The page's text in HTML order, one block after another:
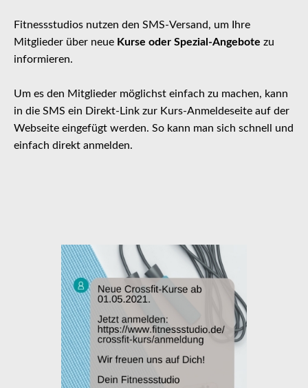
Fitnessstudios nutzen den SMS-Versand, um Ihre
Mitglieder über neue Kurse oder Spezial-Angebote zu
informieren.
Um es den Mitglieder möglichst einfach zu machen, kann
in die SMS ein Direkt-Link zur Kurs-Anmeldeseite auf der
Webseite eingefügt werden. So kann man sich schnell und
einfach direkt anmelden.